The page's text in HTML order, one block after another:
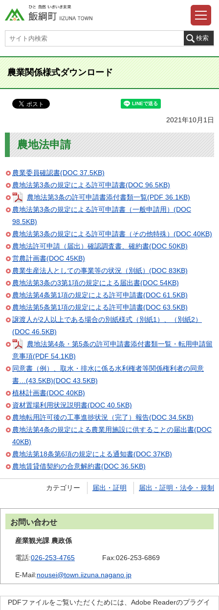
農業関係様式ダウンロード
2021年10月1日
農地法申請
農業委員確認書(DOC 37.5KB)
農地法第3条の規定による許可申請書(DOC 96.5KB)
農地法第3条の許可申請書添付書類一覧(PDF 36.1KB)
農地法第3条の規定による許可申請書（一般申請用）(DOC
98.5KB)
農地法第3条の規定による許可申請書（その他特殊）(DOC 40KB)
農地法許可申請（届出）確認調査書、確約書(DOC 50KB)
営農計画書(DOC 45KB)
農業生産法人としての事業等の状況（別紙）(DOC 83KB)
農地法第3条の3第1項の規定による届出書(DOC 54KB)
農地法第4条第1項の規定による許可申請書(DOC 61.5KB)
農地法第5条第1項の規定による許可申請書(DOC 63.5KB)
譲渡人が2人以上である場合の別紙様式（別紙1）、（別紙2）
(DOC 46.5KB)
農地法第4条・第5条の許可申請書添付書類一覧・転用申請留
意事項(PDF 54.1KB)
同意書（例）、取水・排水に係る水利権者等関係権利者の同意
書…(43.5KB)(DOC 43.5KB)
植林計画書(DOC 40KB)
資材置場利用状況説明書(DOC 40.5KB)
農地転用許可後の工事進捗状況（完了）報告(DOC 34.5KB)
農地法第4条の規定による農業用施設に供することの届出書(DOC
40KB)
農地法第18条第6項の規定による通知書(DOC 37KB)
農地賃貸借契約の合意解約書(DOC 36.5KB)
カテゴリー 届出・証明 届出・証明・法令・規制
お問い合わせ
産業観光課 農政係
電話:026-253-4765 Fax:026-253-6869
E-Mail:nousei@town.iizuna.nagano.jp
PDFファイルをご覧いただくためには、Adobe Readerのプラグイ